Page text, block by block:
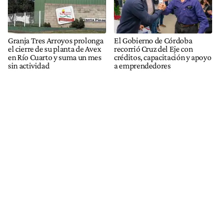
Granja Tres Arroyos prolonga
el cierre de su planta de Avex
en Río Cuarto y suma un mes
sin actividad
El Gobierno de Córdoba
recorrió Cruz del Eje con
créditos, capacitación y apoyo
a emprendedores